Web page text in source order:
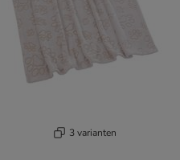
3 varianten